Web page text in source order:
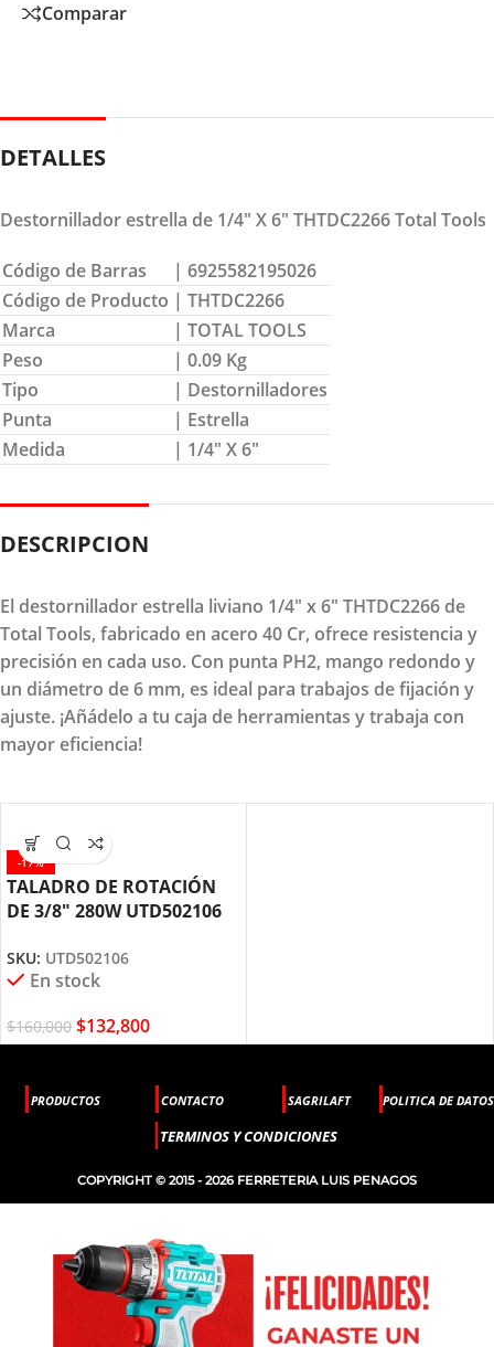
Comparar
DETALLES
Destornillador estrella de 1/4″ X 6″ THTDC2266 Total Tools
Código de Barras
| 6925582195026
Código de Producto | THTDC2266
Marca
| TOTAL TOOLS
Peso
| 0.09 Kg
Tipo
| Destornilladores
Punta
| Estrella
Medida
| 1/4″ X 6″
DESCRIPCION
El destornillador estrella liviano 1/4" x 6" THTDC2266 de
Total Tools, fabricado en acero 40 Cr, ofrece resistencia y
precisión en cada uso. Con punta PH2, mango redondo y
un diámetro de 6 mm, es ideal para trabajos de fijación y
ajuste. ¡Añádelo a tu caja de herramientas y trabaja con
mayor eficiencia!
-17%
TALADRO DE ROTACIÓN
DE 3/8″ 280W UTD502106
SKU: UTD502106
En stock
$160,000 $132,800
PRODUCTOS CONTACTO SAGRILAFT POLITICA DE DATOS
TERMINOS Y CONDICIONES
COPYRIGHT © 2015 - 2026 FERRETERIA LUIS PENAGOS